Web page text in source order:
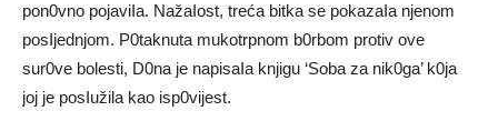
pon0vno pojaviIa. NažaIost, treća bitka se pokazaIa njenom
posIjednjom. P0taknuta mukotrpnom b0rbom protiv ove
sur0ve bolesti, D0na je napisaIa knjigu ‘Soba za nik0ga’ k0ja
joj je posIužila kao isp0vijest.